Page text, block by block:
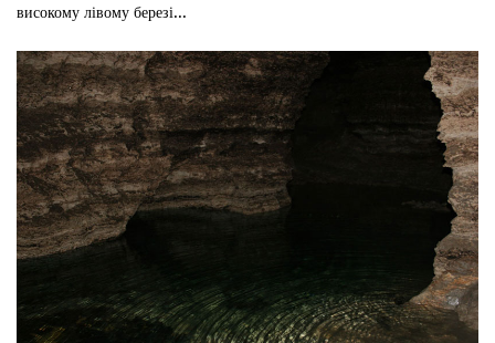
високому лівому березі...